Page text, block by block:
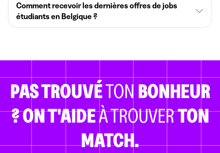
Comment recevoir les dernières offres de jobs
étudiants en Belgique ?
PAS TROUVÉTON BONHEUR
?ON T'AIDEÀ TROUVERTON
MATCH.